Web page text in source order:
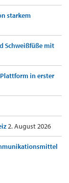
starkem
Schweißfüße mit
in erster
2. August 2026